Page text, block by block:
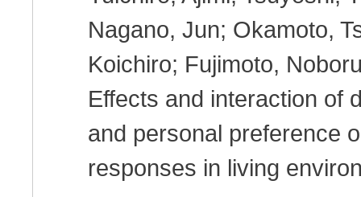
Nagano, Jun; Okamoto,
Koichiro; Fujimoto,
Effects and interaction of
and personal preference
responses in living